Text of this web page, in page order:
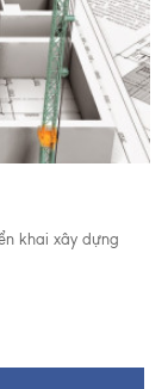
khai xây dựng